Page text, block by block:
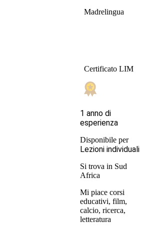
Madrelingua
Certificato LIM
1 anno di
esperienza
Disponibile per
Lezioni individuali
Si trova in Sud
Africa
Mi piace corsi
educativi, film,
calcio, ricerca,
letteratura